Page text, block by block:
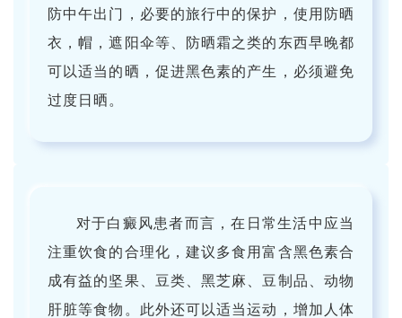
防中午出门，必要的旅行中的保护，使用防晒
衣，帽，遮阳伞等、防晒霜之类的东西早晚都
可以适当的晒，促进黑色素的产生，必须避免
过度日晒。
对于白癜风患者而言，在日常生活中应当
注重饮食的合理化，建议多食用富含黑色素合
成有益的坚果、豆类、黑芝麻、豆制品、动物
肝脏等食物。此外还可以适当运动，增加人体